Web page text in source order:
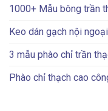
1000+ Mẫu bông trần
Keo dán gạch nội
3 mẫu phào chỉ trần
Phào chỉ thạch cao